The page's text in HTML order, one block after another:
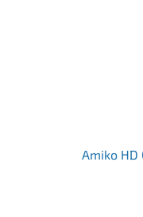
Amiko HD